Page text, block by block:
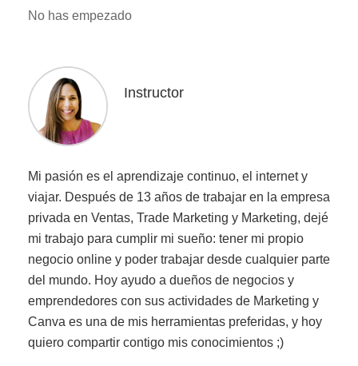
No has empezado
Instructor
Mi pasión es el aprendizaje continuo, el internet y
viajar. Después de 13 años de trabajar en la empresa
privada en Ventas, Trade Marketing y Marketing, dejé
mi trabajo para cumplir mi sueño: tener mi propio
negocio online y poder trabajar desde cualquier parte
del mundo. Hoy ayudo a dueños de negocios y
emprendedores con sus actividades de Marketing y
Canva es una de mis herramientas preferidas, y hoy
quiero compartir contigo mis conocimientos ;)